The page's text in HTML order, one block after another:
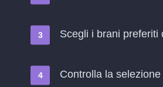
Scegli i brani preferiti
Controlla la